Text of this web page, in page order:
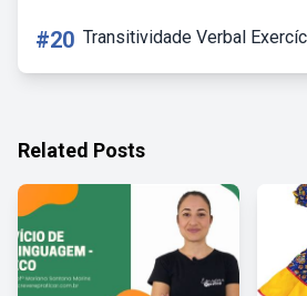
#20 Transitividade Verbal
Related Posts